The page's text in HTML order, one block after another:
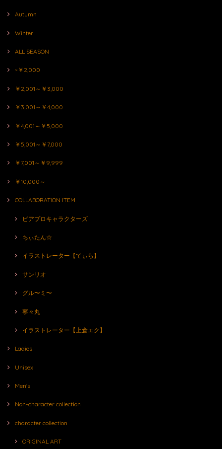
Autumn
Winter
ALL SEASON
~￥2,000
￥2,001～￥3,000
￥3,001～￥4,000
￥4,001～￥5,000
￥5,001～￥7,000
￥7,001～￥9,999
￥10,000～
COLLABORATION ITEM
ピアプロキャラクターズ
ちぃたん☆
イラストレーター【てぃら】
サンリオ
グル〜ミ〜
寧々丸
イラストレーター【上倉エク】
Ladies
Unisex
Men's
Non-character collection
character collection
ORIGINAL ART